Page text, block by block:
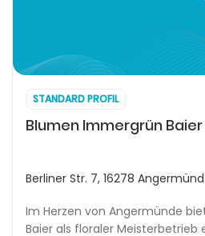
STANDARD PROFIL
Blumen Immergrün Baier
Berliner Str. 7, 16278
Im Herzen von Angermünde
Baier als floraler Meisterbetrieb